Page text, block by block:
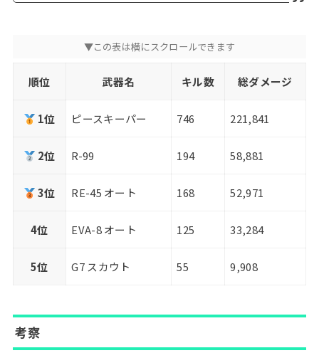
順位 武器名 キル数 総ダメージ
1位 ピースキーパー 746 221,841
2位 R-99 194 58,881
3位 RE-45 オート 168 52,971
4位 EVA-8 オート 125 33,284
5位 G7 スカウト 55 9,908
考察